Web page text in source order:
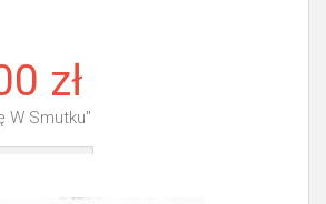
zł
W Smutku"